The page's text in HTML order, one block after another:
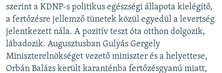
szerint a KDNP-s politikus egészségi állapota kielégítő,
a fertőzésre jellemző tünetek közül egyedül a levertség
jelentkezett nála. A pozitív teszt óta otthon dolgozik,
lábadozik. Augusztusban Gulyás Gergely
Miniszterelnökséget vezető miniszter és a helyettese,
Orbán Balázs került karanténba fertőzésgyanú miatt,